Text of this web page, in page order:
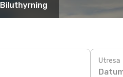
Biluthyrning
Utresa